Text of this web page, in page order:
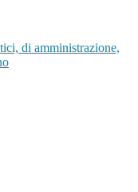
di amministrazione,